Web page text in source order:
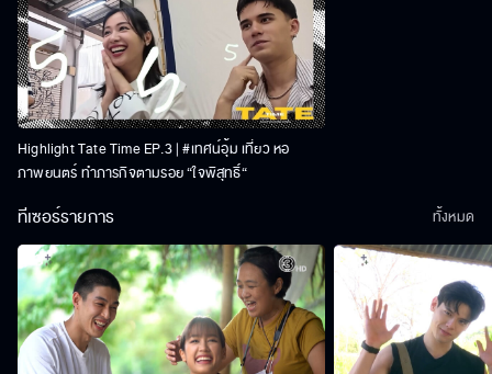
Highlight Tate Time EP.3 | #เทศน์อุ้ม เที่ยว หอ
ภาพยนตร์ ทำภารกิจตามรอย “ใจพิสุทธิ์“
ทีเซอร์รายการ ทั้งหมด